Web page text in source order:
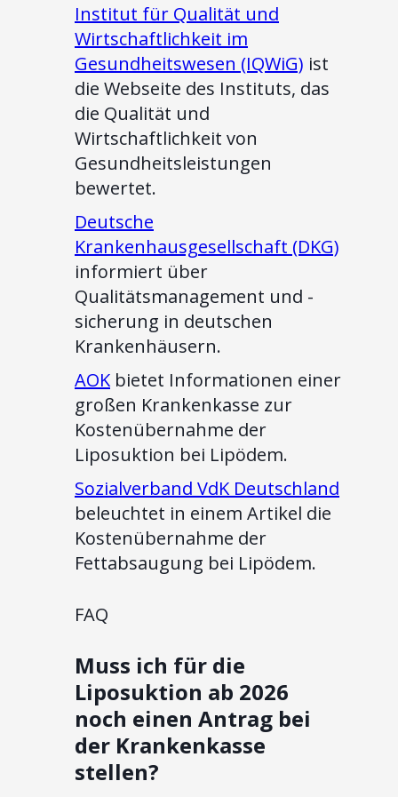
Institut für Qualität und
Wirtschaftlichkeit im
Gesundheitswesen (IQWiG) ist
die Webseite des Instituts, das
die Qualität und
Wirtschaftlichkeit von
Gesundheitsleistungen
bewertet.
Deutsche
Krankenhausgesellschaft (DKG)
informiert über
Qualitätsmanagement und -
sicherung in deutschen
Krankenhäusern.
AOK bietet Informationen einer
großen Krankenkasse zur
Kostenübernahme der
Liposuktion bei Lipödem.
Sozialverband VdK Deutschland
beleuchtet in einem Artikel die
Kostenübernahme der
Fettabsaugung bei Lipödem.
FAQ
Muss ich für die
Liposuktion ab 2026
noch einen Antrag bei
der Krankenkasse
stellen?